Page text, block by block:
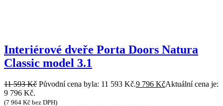
Interiérové dveře Porta Doors Natura
Classic model 3.1
11 593Kč Původní cena byla: 11 593 Kč.9 796 KčAktuální cena je:
9 796 Kč.
(7 964 Kč bez DPH)